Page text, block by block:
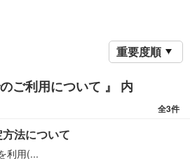
重要度順
ご利用について 』 内
全3件
法について
利用(...